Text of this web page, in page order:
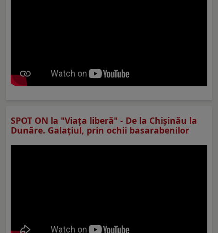
SPOT ON la "Viaţa liberă" - De la Chișinău la
Dunăre. Galațiul, prin ochii basarabenilor